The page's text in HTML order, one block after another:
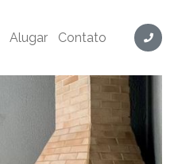
Alugar Contato